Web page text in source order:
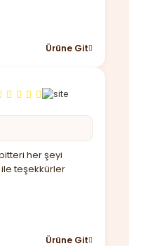
Ürüne Git
her şeyi
teşekkürler
Ürüne Git